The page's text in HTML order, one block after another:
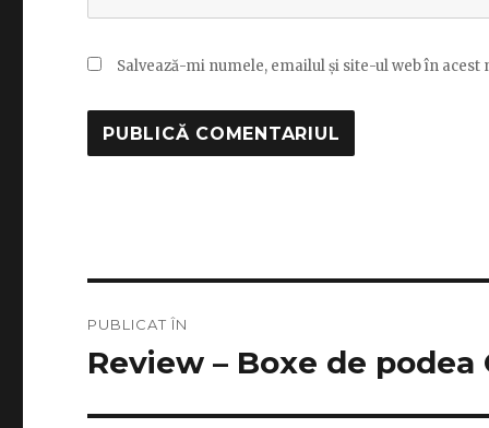
Salvează-mi numele, emailul și site-ul web în
în
PUBLICAT ÎN
Review – Boxe de podea